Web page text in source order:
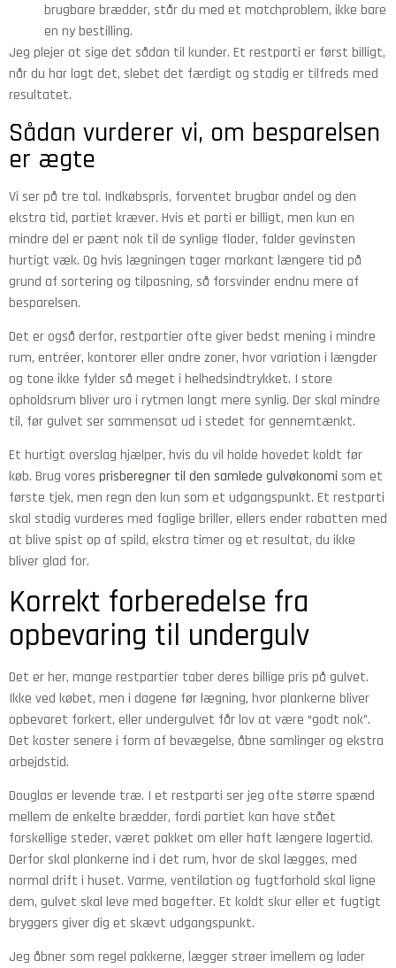
brugbare brædder, står du med et matchproblem, ikke bare
en ny bestilling.
Jeg plejer at sige det sådan til kunder. Et restparti er først billigt,
når du har lagt det, slebet det færdigt og stadig er tilfreds med
resultatet.
Sådan vurderer vi, om besparelsen
er ægte
Vi ser på tre tal. Indkøbspris, forventet brugbar andel og den
ekstra tid, partiet kræver. Hvis et parti er billigt, men kun en
mindre del er pænt nok til de synlige flader, falder gevinsten
hurtigt væk. Og hvis lægningen tager markant længere tid på
grund af sortering og tilpasning, så forsvinder endnu mere af
besparelsen.
Det er også derfor, restpartier ofte giver bedst mening i mindre
rum, entréer, kontorer eller andre zoner, hvor variation i længder
og tone ikke fylder så meget i helhedsindtrykket. I store
opholdsrum bliver uro i rytmen langt mere synlig. Der skal mindre
til, før gulvet ser sammensat ud i stedet for gennemtænkt.
Et hurtigt overslag hjælper, hvis du vil holde hovedet koldt før
køb. Brug vores prisberegner til den samlede gulvøkonomi som et
første tjek, men regn den kun som et udgangspunkt. Et restparti
skal stadig vurderes med faglige briller, ellers ender rabatten med
at blive spist op af spild, ekstra timer og et resultat, du ikke
bliver glad for.
Korrekt forberedelse fra
opbevaring til undergulv
Det er her, mange restpartier taber deres billige pris på gulvet.
Ikke ved købet, men i dagene før lægning, hvor plankerne bliver
opbevaret forkert, eller undergulvet får lov at være “godt nok”.
Det koster senere i form af bevægelse, åbne samlinger og ekstra
arbejdstid.
Douglas er levende træ. I et restparti ser jeg ofte større spænd
mellem de enkelte brædder, fordi partiet kan have stået
forskellige steder, været pakket om eller haft længere lagertid.
Derfor skal plankerne ind i det rum, hvor de skal lægges, med
normal drift i huset. Varme, ventilation og fugtforhold skal ligne
dem, gulvet skal leve med bagefter. Et koldt skur eller et fugtigt
bryggers giver dig et skævt udgangspunkt.
Jeg åbner som regel pakkerne, lægger strøer imellem og lader